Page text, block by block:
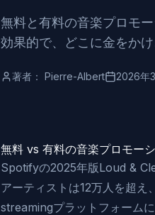
無料と有料の音楽プロモ
効果的で、どこに金をか
著者： Pierre-Albert 2026年
無料 vs 有料の音楽プロモー
Spotifyの2025年版Loud &
アーティストは12万人を超え
streamingプラットフォーム